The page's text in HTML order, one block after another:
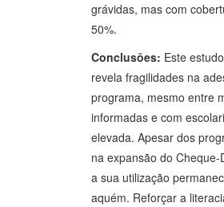
grávidas, mas com
50%.
Conclusões: Este
revela fragilidades na
programa, mesmo entre
informadas e com
elevada. Apesar dos
na expansão do Cheque-
a sua utilização
aquém. Reforçar a